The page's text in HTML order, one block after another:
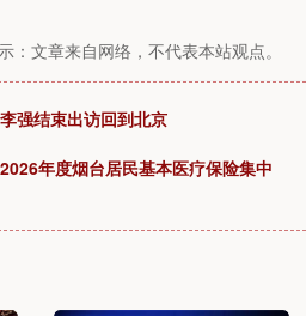
：文章来自网络，不代表本站观点。
强结束出访回到北京
年度烟台居民基本医疗保险集中